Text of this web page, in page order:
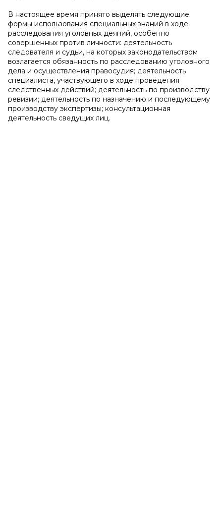
В настоящее время принято выделять следующие
формы использования специальных знаний в ходе
расследования уголовных деяний, особенно
совершенных против личности: деятельность
следователя и судьи, на которых законодательством
возлагается обязанность по расследованию уголовного
дела и осуществления правосудия; деятельность
специалиста, участвующего в ходе проведения
следственных действий; деятельность по производству
ревизии; деятельность по назначению и последующему
производству экспертизы; консультационная
деятельность сведущих лиц.